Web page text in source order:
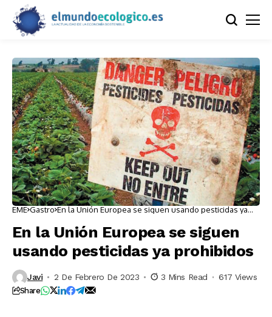
EME Gastro En la Unión Europea se siguen usando pesticidas ya
En la Unión Europea se siguen
usando pesticidas ya prohibidos
Javi 2 De Febrero De 2023 3 Mins Read 617 Views
Share